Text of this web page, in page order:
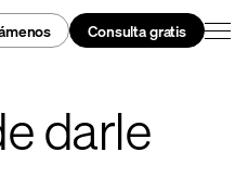
Consulta gratis
darle